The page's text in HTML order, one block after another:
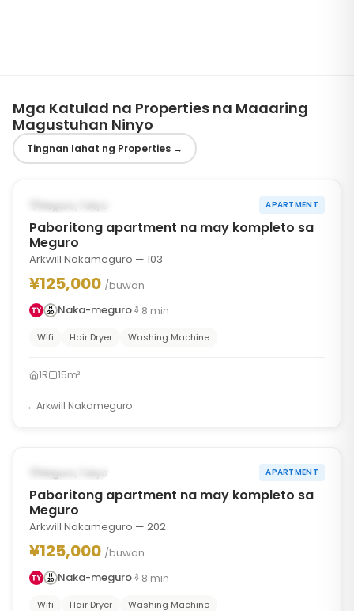
Mga Katulad na Properties na Maaaring
Magustuhan Ninyo
Tingnan lahat ng Properties →
MAAARING MULA OCT 31, 2026
Meguro, Tokyo APARTMENT
Paboritong apartment na may kompleto sa
Meguro
Arkwill Nakameguro — 103
¥125,000 /buwan
Naka-meguro
8 min
Wifi Hair Dryer Washing Machine
1R 15m²
Arkwill Nakameguro
May Nakatira
Meguro, Tokyo APARTMENT
Paboritong apartment na may kompleto sa
Meguro
Arkwill Nakameguro — 202
¥125,000 /buwan
Naka-meguro
8 min
Wifi Hair Dryer Washing Machine